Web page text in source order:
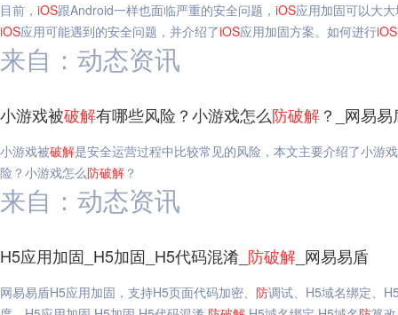
目前， iOS跟Android一样也面临严重的安全问题， iOS应用加固可以大
iOS应用可能遇到的安全问题，并介绍了iOS应用加固方案。如何进行iOS
来自：动态资讯
小游戏被破解有哪些风险？小游戏怎么防破解？_网易易
小游戏被破解是安全运营过程中比较常见的风险，本文主要介绍了小游
险？小游戏怎么防破解 ？
来自：动态资讯
H5应用加固_H5加固_H5代码混淆_ 防破解 _网易易盾
网易易盾H5应用加固，支持H5页面代码加密、 防调试、H5域名绑定、